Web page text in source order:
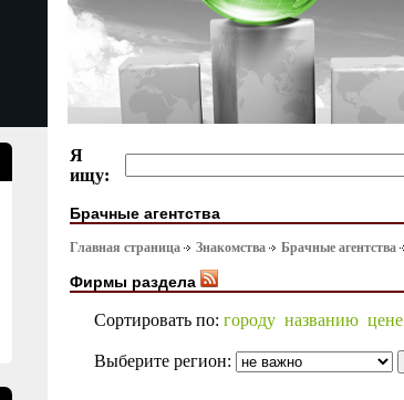
Я
ищу:
Брачные агентства
Главная страница Знакомства Брачные агентства
Фирмы раздела
Сортировать по: городу названию цене
Выберите регион: